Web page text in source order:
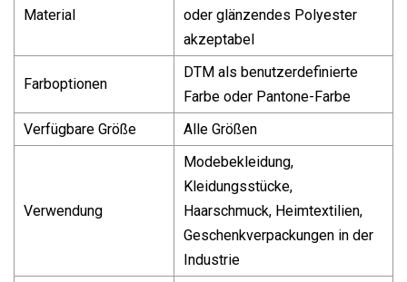
Material
oder glänzendes Polyester
akzeptabel
Farboptionen
DTM als benutzerdefinierte
Farbe oder Pantone-Farbe
Verfügbare Größe
Alle Größen
Verwendung
Modebekleidung,
Kleidungsstücke,
Haarschmuck, Heimtextilien,
Geschenkverpackungen in der
Industrie